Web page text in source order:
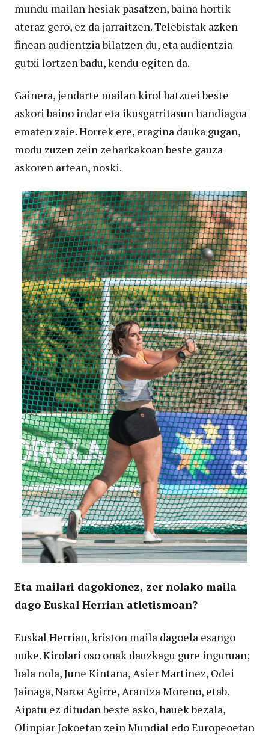
mundu mailan hesiak pasatzen, baina hortik
ateraz gero, ez da jarraitzen. Telebistak azken
finean audientzia bilatzen du, eta audientzia
gutxi lortzen badu, kendu egiten da.
Gainera, jendarte mailan kirol batzuei beste
askori baino indar eta ikusgarritasun handiagoa
ematen zaie. Horrek ere, eragina dauka gugan,
modu zuzen zein zeharkakoan beste gauza
askoren artean, noski.
Eta mailari dagokionez, zer nolako maila
dago Euskal Herrian atletismoan?
Euskal Herrian, kriston maila dagoela esango
nuke. Kirolari oso onak dauzkagu gure inguruan;
hala nola, June Kintana, Asier Martinez, Odei
Jainaga, Naroa Agirre, Arantza Moreno, etab.
Aipatu ez ditudan beste asko, hauek bezala,
Olinpiar Jokoetan zein Mundial edo Europeoetan